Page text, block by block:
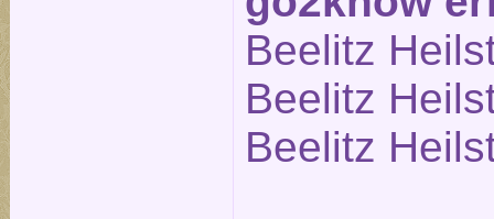
Beelitz
Beelitz
Beelitz